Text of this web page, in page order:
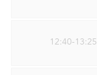
12:40-13:25